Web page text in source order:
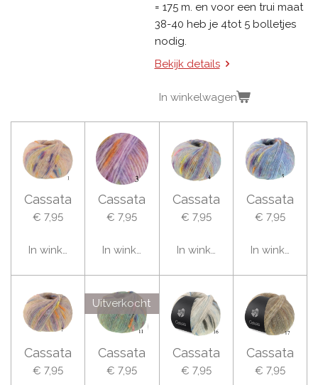
= 175 m. en voor een trui maat
38-40 heb je 4tot 5 bolletjes
nodig.
Bekijk details
In winkelwagen
Cassata
€ 7,95
In winkelwagen
Cassata
€ 7,95
In winkelwagen
Cassata
€ 7,95
In winkelwagen
Cassata
€ 7,95
In
Cassata
€ 7,95
Uitverkocht
Cassata
€ 7,95
Cassata
€ 7,95
Cassata
€ 7,95